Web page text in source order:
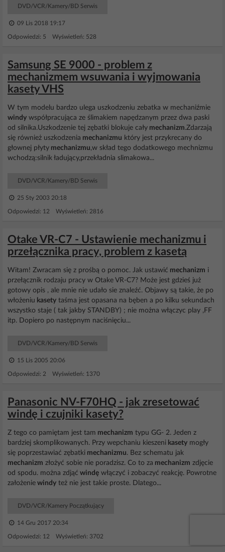
DVD/VCR/Kamery/BD Serwis
09 Lis 2018 19:17
Odpowiedzi: 5 Wyświetleń: 528
Samsung SE 9000 - problem z
mechanizmem wsuwania i wyjmowania
kasety VHS
W tym modelu bardzo ulega uszkodzeniu zebatka w mechaniźmie
windy współpracująca ze ślimakiem napędzanym przez dwa paski
od silnika.Uszkodzenie tej zębatki blokuje cały mechanizm.Zdarzają
się również uszkodzenia mechanizmu który jest przykrecany do
głownej płyty mechanizmu,w skład tego dodatkowego mechnizmu
wchodzą:silnik ładujący,przekładnia slimakowa...
DVD/VCR/Kamery/BD Serwis
25 Sty 2003 20:18
Odpowiedzi: 12 Wyświetleń: 2816
Otake VR-C7 - Ustawienie mechanizmu i
przełącznika pracy, problem z kasetą
Witam! Zwracam się z prośbą o pomoc. Jak ustawić mechanizm i
przełącznik rodzaju pracy w Otake VR-C7? Może jest gdzieś już
gotowy opis , ale mnie nie udało sie znaleźć. Objawy są takie, że po
włożeniu kasety taśma jest opasana na bęben a po kilku sekundach
wszystko staje ( tak jakby STANDBY) ; nie można włączyc play ,FF
itp. Dopiero po następnym naciśnięciu...
DVD/VCR/Kamery/BD Serwis
15 Lis 2005 20:06
Odpowiedzi: 2 Wyświetleń: 1370
Panasonic NV-F70HQ - jak zresetować
windę i czujniki kasety?
Z tego co pamiętam jest tam mechanizm typu GG- 2. Jeden z
bardziej skomplikowanych. Przy wepchaniu kieszeni kasety mogły
się poprzestawiać zębatki mechanizmu. Bez schematu jak
mechanizm złożyć sobie nie poradzisz. Co to za mechanizm zdjęcie
od spodu. można zdjąć windę włączyć i zobaczyć reakcję. Powrotne
założenie windy też nie jest takie proste. Dlatego...
DVD/VCR/Kamery Początkujący
14 Gru 2017 20:34
Odpowiedzi: 12 Wyświetleń: 3702